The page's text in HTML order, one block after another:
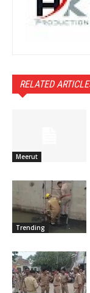
RELATED
Meerut
Trending